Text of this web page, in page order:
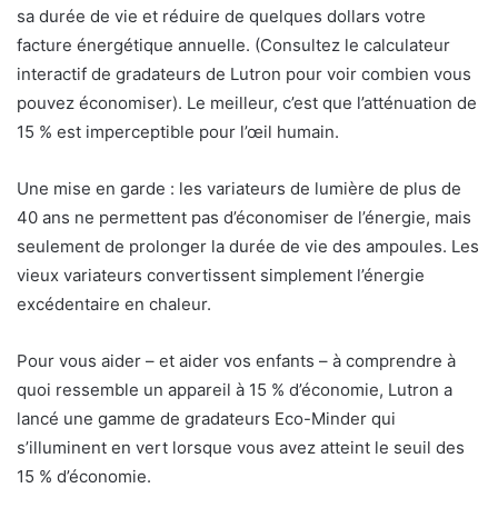
sa durée de vie et réduire de quelques dollars votre
facture énergétique annuelle. (Consultez le calculateur
interactif de gradateurs de Lutron pour voir combien vous
pouvez économiser). Le meilleur, c’est que l’atténuation de
15 % est imperceptible pour l’œil humain.
Une mise en garde : les variateurs de lumière de plus de
40 ans ne permettent pas d’économiser de l’énergie, mais
seulement de prolonger la durée de vie des ampoules. Les
vieux variateurs convertissent simplement l’énergie
excédentaire en chaleur.
Pour vous aider – et aider vos enfants – à comprendre à
quoi ressemble un appareil à 15 % d’économie, Lutron a
lancé une gamme de gradateurs Eco-Minder qui
s’illuminent en vert lorsque vous avez atteint le seuil des
15 % d’économie.